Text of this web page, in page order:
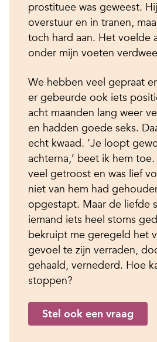
prostituee was geweest.
overstuur en in tranen,
toch hard aan. Het voelde
onder mijn voeten
We hebben veel gepraat
er gebeurde ook iets
acht maanden lang weer
en hadden goede seks.
echt kwaad. ‘Je loopt
achterna,’ beet ik hem
veel getroost en was lief
niet van hem had
opgestapt. Maar de liefde
iemand iets heel stoms
bekruipt me geregeld het
gevoel te zijn verraden,
gehaald, vernederd. Hoe
stoppen?
Stel ook een vraag